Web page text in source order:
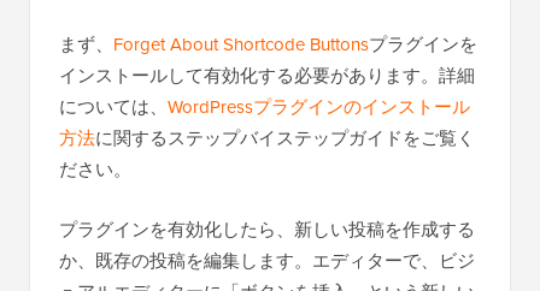
まず、 Forget About Shortcode Buttonsプラグインを
インストールして有効化する必要があります。詳細
については、 WordPressプラグインのインストール
方法に関するステップバイステップガイドをご覧く
ださい。
プラグインを有効化したら、新しい投稿を作成する
か、既存の投稿を編集します。エディターで、ビジ